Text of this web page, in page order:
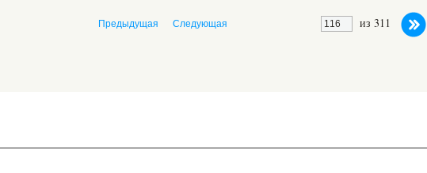
из 311
Предыдущая Следующая